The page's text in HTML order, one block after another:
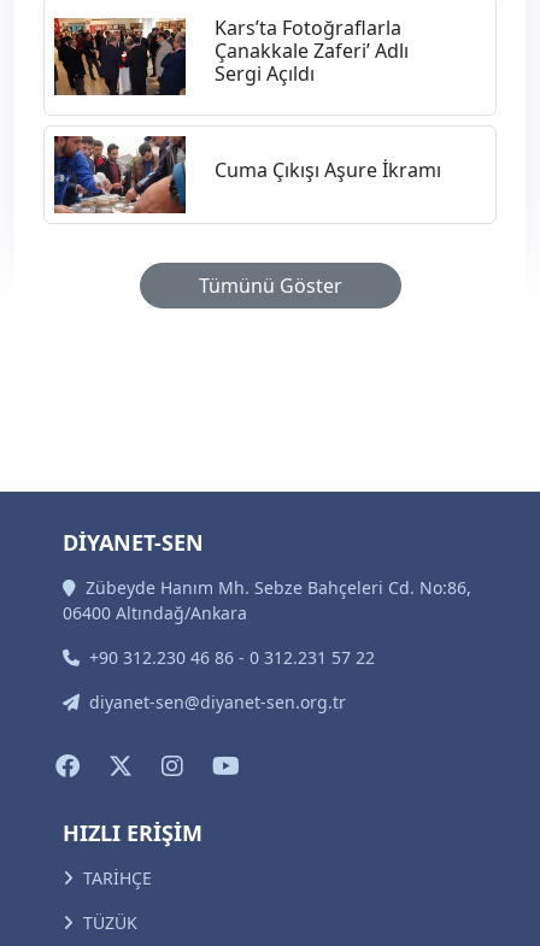
​Kars’ta Fotoğraflarla
Çanakkale Zaferi’ Adlı
Sergi Açıldı
​Cuma Çıkışı Aşure İkramı
Tümünü Göster
DİYANET-SEN
Zübeyde Hanım Mh. Sebze Bahçeleri Cd. No:86,
06400 Altındağ/Ankara
+90 312.230 46 86 - 0 312.231 57 22
diyanet-sen@diyanet-sen.org.tr
HIZLI ERİŞİM
TARİHÇE
TÜZÜK